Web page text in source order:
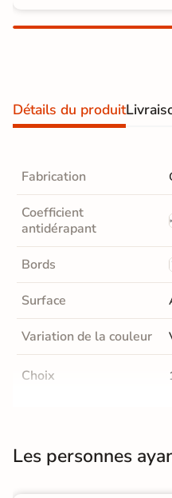
Carrelage extra fin
PAR FINITION
semi-poli
Carrelage brillant
Échantillons gratuits
PAIEMENT
Payez
il vous
En une ou plusieurs
Détails du produit
Fabrication
Coefficient
antidérapant
Bords
Surface
Variation de la couleur
Choix
Les personnes